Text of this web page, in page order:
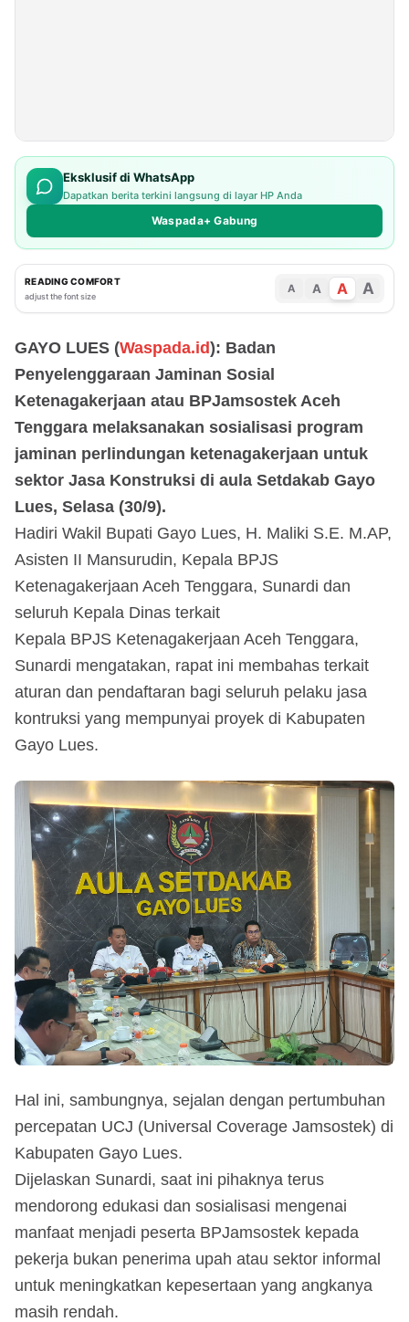
Eksklusif di WhatsApp
Dapatkan berita terkini langsung di layar HP Anda
Waspada+ Gabung
READING COMFORT
adjust the font size
A A A A
GAYO LUES (Waspada.id): Badan
Penyelenggaraan Jaminan Sosial
Ketenagakerjaan atau BPJamsostek Aceh
Tenggara melaksanakan sosialisasi program
jaminan perlindungan ketenagakerjaan untuk
sektor Jasa Konstruksi di aula Setdakab Gayo
Lues, Selasa (30/9).
Hadiri Wakil Bupati Gayo Lues, H. Maliki S.E. M.AP,
Asisten II Mansurudin, Kepala BPJS
Ketenagakerjaan Aceh Tenggara, Sunardi dan
seluruh Kepala Dinas terkait
Kepala BPJS Ketenagakerjaan Aceh Tenggara,
Sunardi mengatakan, rapat ini membahas terkait
aturan dan pendaftaran bagi seluruh pelaku jasa
kontruksi yang mempunyai proyek di Kabupaten
Gayo Lues.
Hal ini, sambungnya, sejalan dengan pertumbuhan
percepatan UCJ (Universal Coverage Jamsostek) di
Kabupaten Gayo Lues.
Dijelaskan Sunardi, saat ini pihaknya terus
mendorong edukasi dan sosialisasi mengenai
manfaat menjadi peserta BPJamsostek kepada
pekerja bukan penerima upah atau sektor informal
untuk meningkatkan kepesertaan yang angkanya
masih rendah.